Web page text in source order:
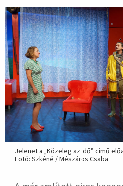
Jelenet a „Közeleg az idő” című
Fotó: Szkéné / Mészáros Csaba